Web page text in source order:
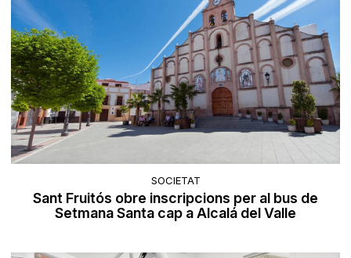
SOCIETAT
Sant Fruitós obre inscripcions per al bus de
Setmana Santa cap a Alcalá del Valle